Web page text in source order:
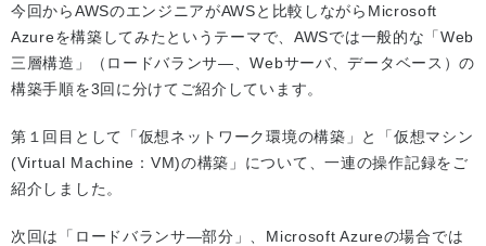
今回からAWSのエンジニアがAWSと比較しながらMicrosoft
Azureを構築してみたというテーマで、AWSでは一般的な「Web
三層構造」（ロードバランサ―、Webサーバ、データベース）の
構築手順を3回に分けてご紹介しています。
第１回目として「仮想ネットワーク環境の構築」と「仮想マシン
(Virtual Machine：VM)の構築」について、一連の操作記録をご
紹介しました。
次回は「ロードバランサ―部分」、Microsoft Azureの場合では